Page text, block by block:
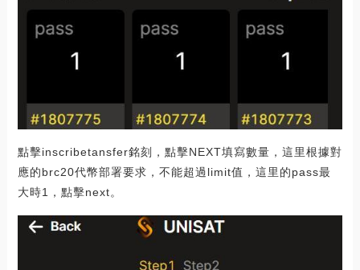
點擊inscribetansfer銘刻，點擊NEXT填寫數量，這里根據對
應的brc20代幣部署要求，不能超過limit值，這里的pass最
大時1，點擊next。